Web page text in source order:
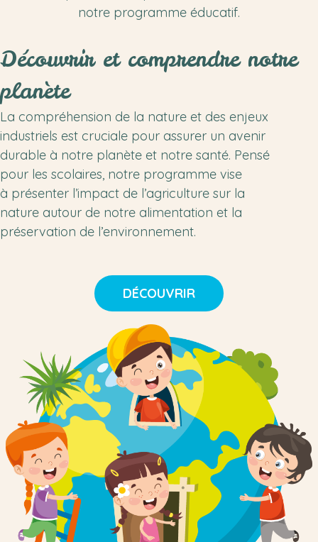
notre programme éducatif.
Découvrir et comprendre notre
planète
La compréhension de la nature et des enjeux
industriels est cruciale pour assurer un avenir
durable à notre planète et notre santé. Pensé
pour les scolaires, notre programme vise
à présenter l’impact de l’agriculture sur la
nature autour de notre alimentation et la
préservation de l’environnement.
DÉCOUVRIR